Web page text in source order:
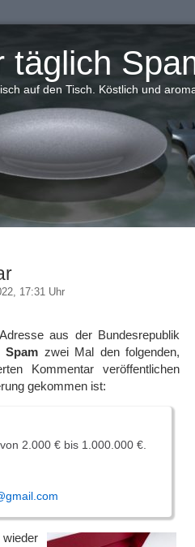
täglich
auf den Tisch. Köstlich und
17:31 Uhr
aus der Bundesrepublik
Spam zwei Mal den folgenden,
Kommentar veröffentlichen
gekommen ist:
2.000 € bis 1.000.000 €.